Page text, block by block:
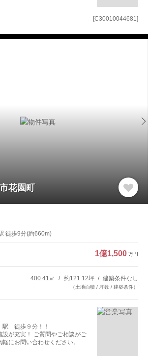
[C30010044681]
花園町
徒歩9分(約660m)
1億1,500 万円
400.41㎡ 約121.12坪 建築条件なし
（土地面積 / 坪数 / 建築条件）
駅 徒歩９分！！
が充実！ ご質問やご相談がご
にお問い合わせください。